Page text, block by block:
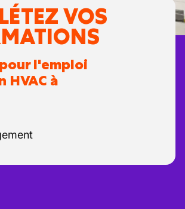
VOS
l'emploi
HVAC à